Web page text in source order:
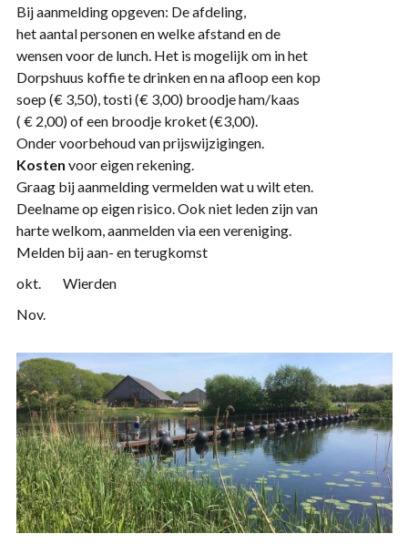
Bij aanmelding opgeven: De afdeling,
het aantal personen en welke afstand en de
wensen voor de lunch. Het is mogelijk om in het
Dorpshuus koffie te drinken en na afloop een kop
soep (€ 3,50), tosti (€ 3,00) broodje ham/kaas
( € 2,00) of een broodje kroket (€3,00).
Onder voorbehoud van prijswijzigingen.
Kosten voor eigen rekening.
Graag bij aanmelding vermelden wat u wilt eten.
Deelname op eigen risico. Ook niet leden zijn van
harte welkom, aanmelden via een vereniging.
Melden bij aan- en terugkomst
okt. Wierden
Nov.